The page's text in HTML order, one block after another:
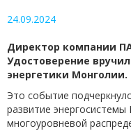
24.09.2024
Директор компании
Удостоверение
энергетики Монголии.
Это событие
развитие
многоуровневой